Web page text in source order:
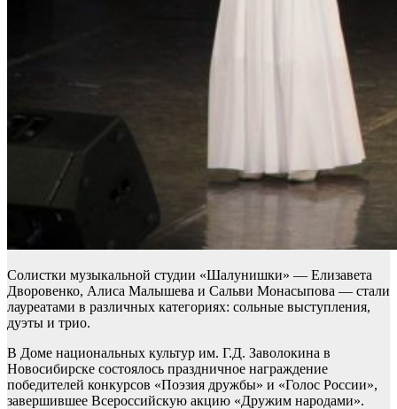
Солистки музыкальной студии «Шалунишки» — Елизавета
Дворовенко, Алиса Малышева и Сальви Монасыпова — стали
лауреатами в различных категориях: сольные выступления,
дуэты и трио.
В Доме национальных культур им. Г.Д. Заволокина в
Новосибирске состоялось праздничное награждение
победителей конкурсов «Поэзия дружбы» и «Голос России»,
завершившее Всероссийскую акцию «Дружим народами».